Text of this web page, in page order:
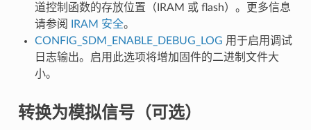
道控制函数的存放位置（IRAM 或 flash）。更多信息
请参阅
IRAM 安全。
CONFIG_SDM_ENABLE_DEBUG_LOG 用于启用调试
日志输出。启用此选项将增加固件的二进制文件大
小。
转换为模拟信号（可选）